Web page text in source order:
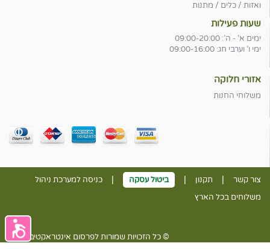
ואזות / כלים / מתנות
שעות פעילות
ימים א' - ה': 09:00-20:00
ימי ו' וערבי חג: 09:00-16:00
אזורי חלוקה
משלוחי החנות
צור קשר | תקנון | ביטול עסקה |
כניסה למערכת ניהול
משלוחים בכל הארץ
© כל הזכויות שמורות לפרסום אינטראקטיבי בע״מ